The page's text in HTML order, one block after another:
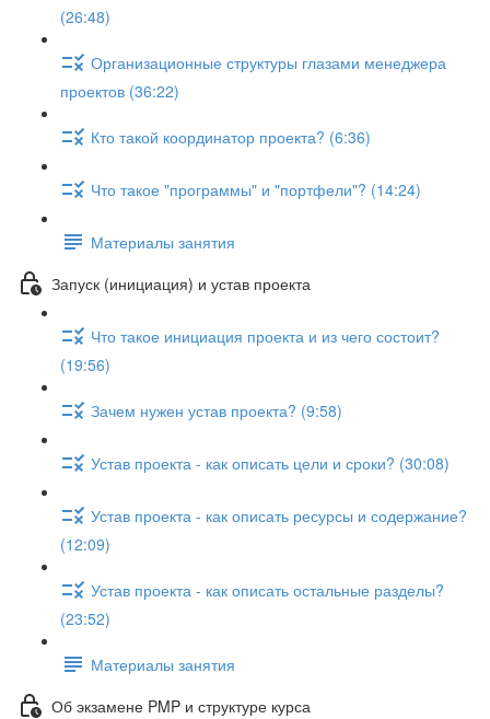
(26:48)
Организационные структуры глазами менеджера
проектов (36:22)
Кто такой координатор проекта? (6:36)
Что такое "программы" и "портфели"? (14:24)
Материалы занятия
Запуск (инициация) и устав проекта
Что такое инициация проекта и из чего состоит?
(19:56)
Зачем нужен устав проекта? (9:58)
Устав проекта - как описать цели и сроки? (30:08)
Устав проекта - как описать ресурсы и содержание?
(12:09)
Устав проекта - как описать остальные разделы?
(23:52)
Материалы занятия
Об экзамене PMP и структуре курса